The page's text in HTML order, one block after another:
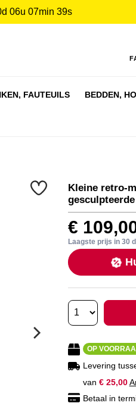
06u 07min 38s
FAUTEUILS BEDDEN,
Kleine retro-
€
Laagste prijs in 30
OP
Levering
van € 25,00
Betaal in